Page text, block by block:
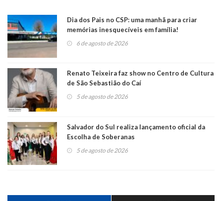
Dia dos Pais no CSP: uma manhã para criar
memórias inesquecíveis em família!
6 de agosto de 2026
Renato Teixeira faz show no Centro de Cultura
de São Sebastião do Caí
5 de agosto de 2026
Salvador do Sul realiza lançamento oficial da
Escolha de Soberanas
5 de agosto de 2026